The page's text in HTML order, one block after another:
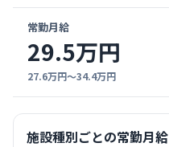
常勤月給
29.5万円
27.6万円〜34.4万円
施設種別ごとの常勤月給